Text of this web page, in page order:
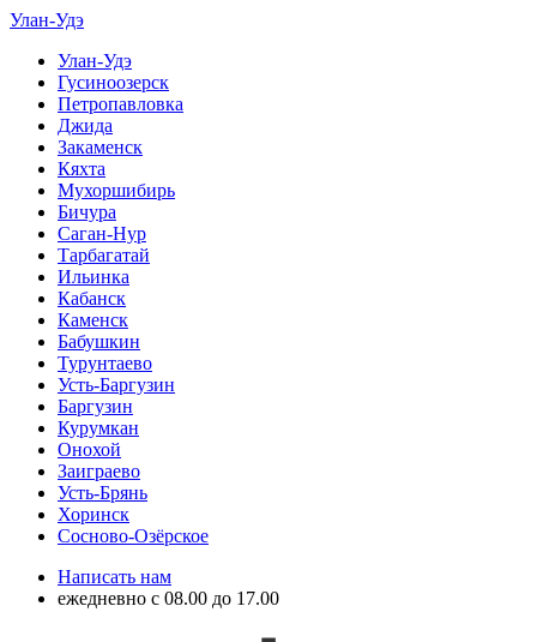
Улан-Удэ
Улан-Удэ
Гусиноозерск
Петропавловка
Джида
Закаменск
Кяхта
Мухоршибирь
Бичура
Саган-Нур
Тарбагатай
Ильинка
Кабанск
Каменск
Бабушкин
Турунтаево
Усть-Баргузин
Баргузин
Курумкан
Онохой
Заиграево
Усть-Брянь
Хоринск
Сосново-Озёрское
Написать нам
ежедневно с 08.00 до 17.00